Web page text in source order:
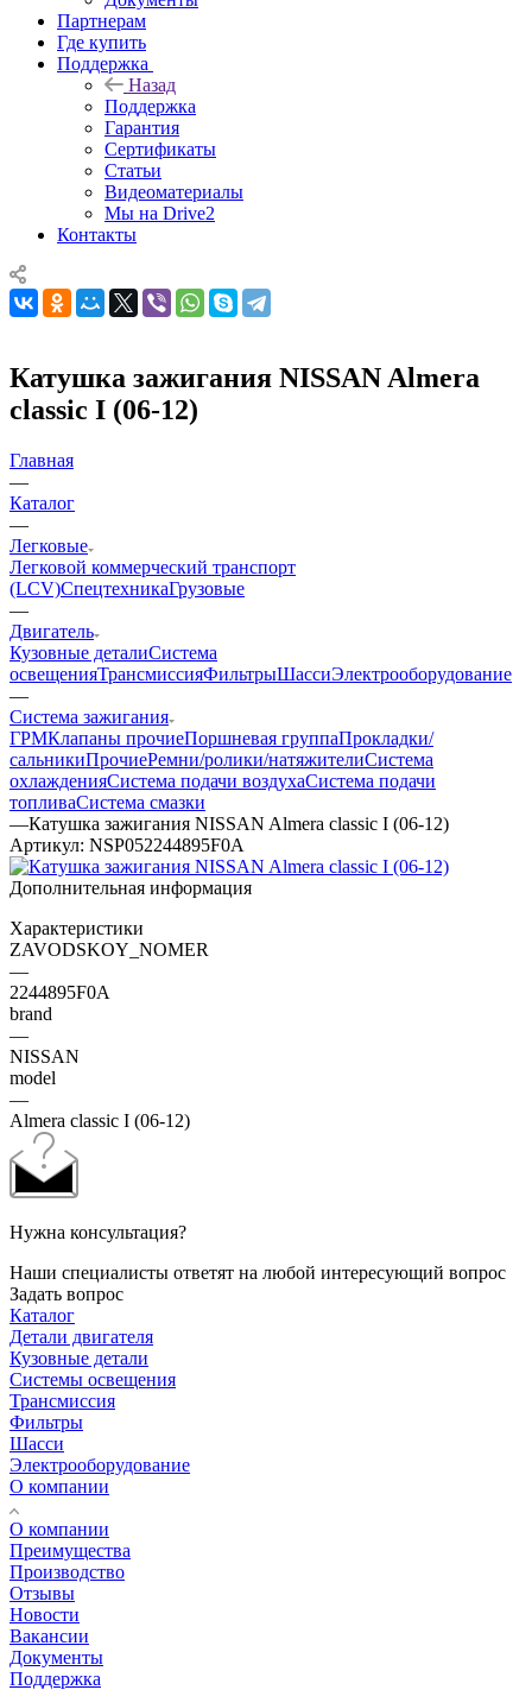
Партнерам
Где купить
Поддержка
Назад
Поддержка
Гарантия
Сертификаты
Статьи
Видеоматериалы
Мы на Drive2
Контакты
Катушка зажигания NISSAN Almera
classic I (06-12)
Главная
—
Каталог
—
Легковые
Легковой коммерческий транспорт
(LCV)СпецтехникаГрузовые
—
Двигатель
Кузовные деталиСистема
освещенияТрансмиссияФильтрыШассиЭлектрооборудование
—
Система зажигания
ГРМКлапаны прочиеПоршневая группаПрокладки/
сальникиПрочиеРемни/ролики/натяжителиСистема
охлажденияСистема подачи воздухаСистема подачи
топливаСистема смазки
—Катушка зажигания NISSAN Almera classic I (06-12)
Артикул: NSP052244895F0A
Дополнительная информация
Характеристики
ZAVODSKOY_NOMER
—
2244895F0A
brand
—
NISSAN
model
—
Almera classic I (06-12)
Нужна консультация?
Наши специалисты ответят на любой интересующий вопрос
Задать вопрос
Каталог
Детали двигателя
Кузовные детали
Системы освещения
Трансмиссия
Фильтры
Шасси
Электрооборудование
О компании
О компании
Преимущества
Производство
Отзывы
Новости
Вакансии
Документы
Поддержка